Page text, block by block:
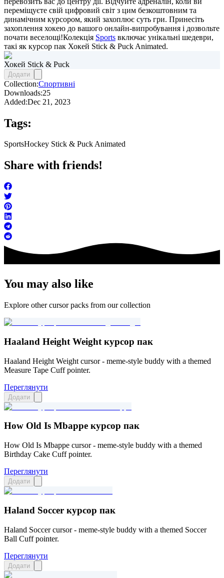
переміщуєте свій цифровий світ з цим безкоштовним та
динамічним курсором, який захоплює суть гри. Принесіть
захоплення хокею до вашого онлайн-випробування і дозвольте
почати веселощі!Колекція Sports включає унікальні шедеври,
такі як курсор пак Хокей Stick & Puck Animated.
Хокей Stick & Puck
Додати
Collection:Спортивні
Downloads:25
Added:Dec 21, 2023
Tags:
SportsHockey Stick & Puck Animated
Share with friends!
You may also like
Explore other cursor packs from our collection
Haaland Height Weight курсор пак
Haaland Height Weight cursor - meme-style buddy with a themed
Measure Tape Cuff pointer.
Переглянути
Додати
How Old Is Mbappe курсор пак
How Old Is Mbappe cursor - meme-style buddy with a themed
Birthday Cake Cuff pointer.
Переглянути
Додати
Haland Soccer курсор пак
Haland Soccer cursor - meme-style buddy with a themed Soccer
Ball Cuff pointer.
Переглянути
Додати